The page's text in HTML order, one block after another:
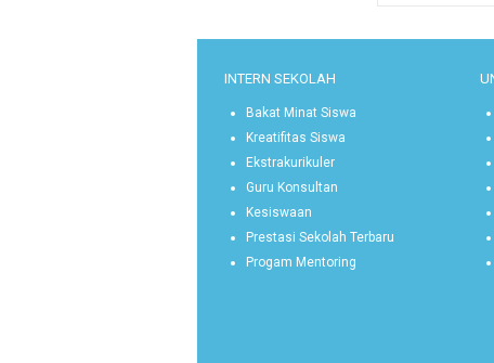
INTERN SEKOLAH
Bakat Minat Siswa
Kreatifitas Siswa
Ekstrakurikuler
Guru Konsultan
Kesiswaan
Prestasi Sekolah Terbaru
Progam Mentoring